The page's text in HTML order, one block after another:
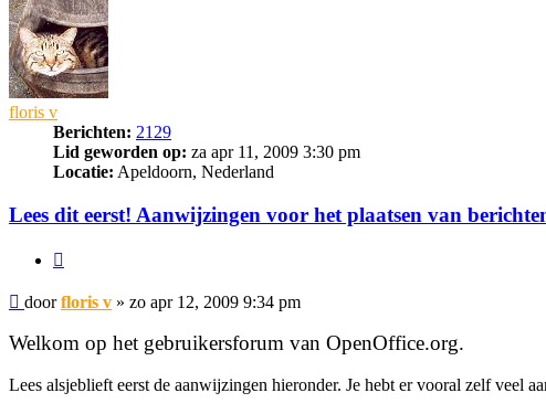
floris v
Berichten: 2129
Lid geworden op: za apr 11, 2009 3:30 pm
Locatie: Apeldoorn, Nederland
Lees dit eerst! Aanwijzingen voor het plaatsen van
Bericht
doorfloris v » zo apr 12, 2009 9:34 pm
Welkom op het gebruikersforum van OpenOffice.org.
Lees alsjeblieft eerst de aanwijzingen hieronder. Je hebt er vooral zelf veel